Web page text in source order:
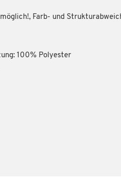
Farb- und
100% Polyester